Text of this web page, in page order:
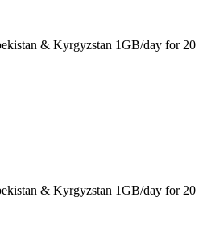
& Kyrgyzstan 1GB/day for 20
& Kyrgyzstan 1GB/day for 20